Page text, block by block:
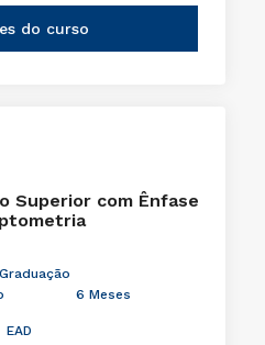
do curso
Superior com Ênfase
6 Meses
EAD